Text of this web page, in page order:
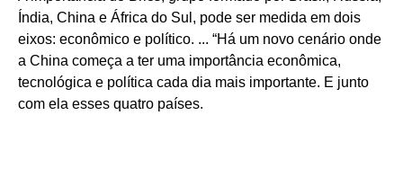
Índia, China e África do Sul, pode ser medida em dois
eixos: econômico e político. ... “Há um novo cenário onde
a China começa a ter uma importância econômica,
tecnológica e política cada dia mais importante. E junto
com ela esses quatro países.